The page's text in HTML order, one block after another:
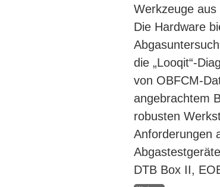
Werkzeuge
Die Hardware
die „Looqit“-
von OBFCM-
angebrachtem
robusten
Anforderungen
DTB Box II,